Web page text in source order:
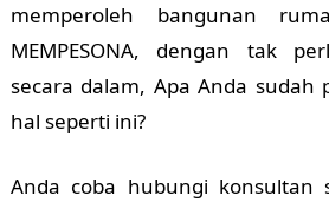
memperoleh bangunan
MEMPESONA, dengan tak
secara dalam, Apa Anda sudah
hal seperti ini?
Anda coba hubungi konsultan